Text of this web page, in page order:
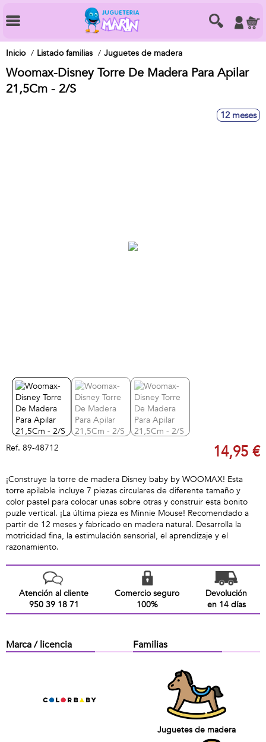
Inicio Listado familias Juguetes de madera
Woomax-Disney Torre De Madera Para Apilar
21,5Cm - 2/S
12 meses
Ref. 89-48712 14,95 €
¡Construye la torre de madera Disney baby by WOOMAX! Esta
torre apilable incluye 7 piezas circulares de diferente tamaño y
color pastel para colocar unas sobre otras y construir esta bonito
puzle vertical. ¡La última pieza es Minnie Mouse! Recomendado a
partir de 12 meses y fabricado en madera natural. Desarrolla la
motricidad fina, la estimulación sensorial, el aprendizaje y el
razonamiento.
Atención al cliente
950 39 18 71
Comercio seguro
100%
Devolución
en 14 días
Marca / licencia Familias
Juguetes de madera